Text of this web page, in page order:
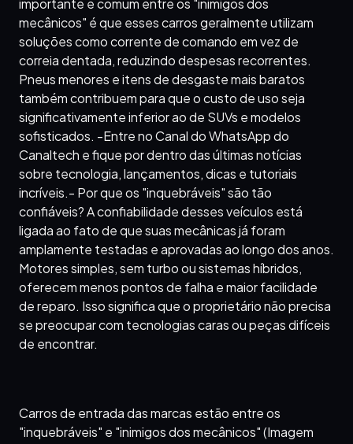
importante e comum entre os "inimigos dos
mecânicos" é que esses carros geralmente utilizam
soluções como corrente de comando em vez de
correia dentada, reduzindo despesas recorrentes.
Pneus menores e itens de desgaste mais baratos
também contribuem para que o custo de uso seja
significativamente inferior ao de SUVs e modelos
sofisticados. -Entre no Canal do WhatsApp do
Canaltech e fique por dentro das últimas notícias
sobre tecnologia, lançamentos, dicas e tutoriais
incríveis.- Por que os "inquebráveis" são tão
confiáveis? A confiabilidade desses veículos está
ligada ao fato de que suas mecânicas já foram
amplamente testadas e aprovadas ao longo dos anos.
Motores simples, sem turbo ou sistemas híbridos,
oferecem menos pontos de falha e maior facilidade
de reparo. Isso significa que o proprietário não precisa
se preocupar com tecnologias caras ou peças difíceis
de encontrar.
Carros de entrada das marcas estão entre os
"inquebráveis" e "inimigos dos mecânicos" (Imagem